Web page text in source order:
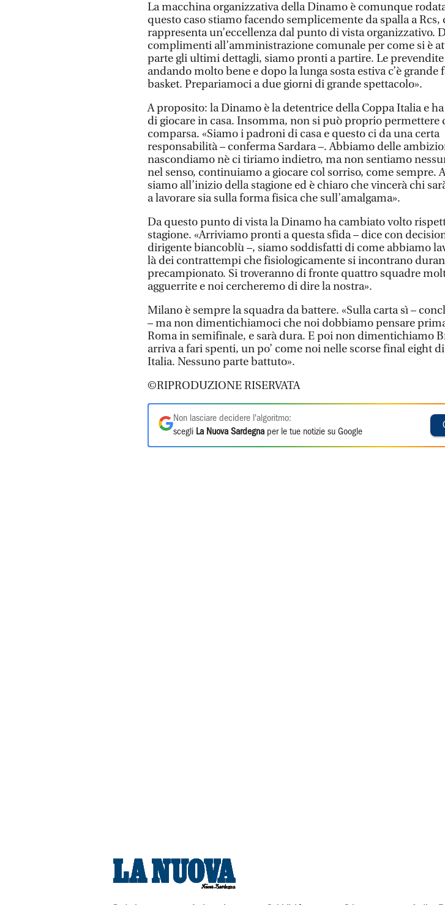
La macchina organizzativa della Dinamo è comunque
questo caso stiamo facendo semplicemente da spalla a Rcs,
rappresenta un’eccellenza dal punto di vista organizzativo.
complimenti all’amministrazione comunale per come si è
parte gli ultimi dettagli, siamo pronti a partire. Le
andando molto bene e dopo la lunga sosta estiva c’è grande
basket. Prepariamoci a due giorni di grande spettacolo».
A proposito: la Dinamo è la detentrice della Coppa Italia e
di giocare in casa. Insomma, non si può proprio permettere
comparsa. «Siamo i padroni di casa e questo ci da una certa
responsabilità – conferma Sardara –. Abbiamo delle
nascondiamo nè ci tiriamo indietro, ma non sentiamo
nel senso, continuiamo a giocare col sorriso, come sempre.
siamo all’inizio della stagione ed è chiaro che vincerà chi
a lavorare sia sulla forma fisica che sull’amalgama».
Da questo punto di vista la Dinamo ha cambiato volto
stagione. «Arriviamo pronti a questa sfida – dice con
dirigente biancoblù –, siamo soddisfatti di come abbiamo
là dei contrattempi che fisiologicamente si incontrano
precampionato. Si troveranno di fronte quattro squadre
agguerrite e noi cercheremo di dire la nostra».
Milano è sempre la squadra da battere. «Sulla carta sì –
– ma non dimentichiamoci che noi dobbiamo pensare
Roma in semifinale, e sarà dura. E poi non dimentichiamo
arriva a fari spenti, un po’ come noi nelle scorse final eight
Italia. Nessuno parte battuto».
©RIPRODUZIONE RISERVATA
Non lasciare decidere l'algoritmo:
scegli La Nuova Sardegna per le tue notizie su Google